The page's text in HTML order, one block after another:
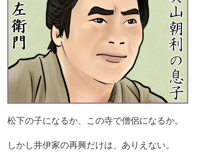
松下の子になるか、この寺で僧侶になるか。
しかし井伊家の再興だけは、ありえない。